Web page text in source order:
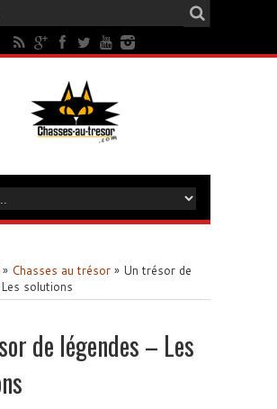
» Chasses au trésor » Un trésor de
solutions
de légendes – Les